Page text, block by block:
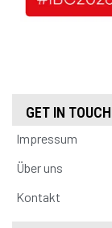
GET IN TOUCH
Impressum
Über uns
Kontakt